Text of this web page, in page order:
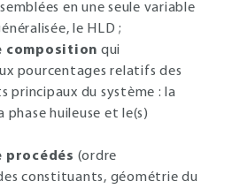
en une seule variable
le HLD ;
composition qui
pourcentages relatifs des
principaux du système : la
phase huileuse et le(s)
procédés (ordre
constituants, géométrie du